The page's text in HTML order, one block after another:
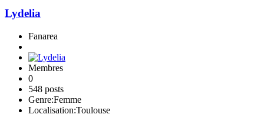
Lydelia
Fanarea
Membres
0
548 posts
Genre:Femme
Localisation:Toulouse